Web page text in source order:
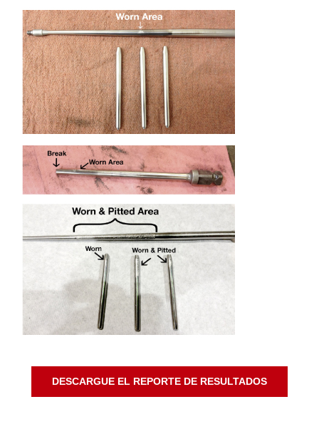
DESCARGUE EL REPORTE DE RESULTADOS